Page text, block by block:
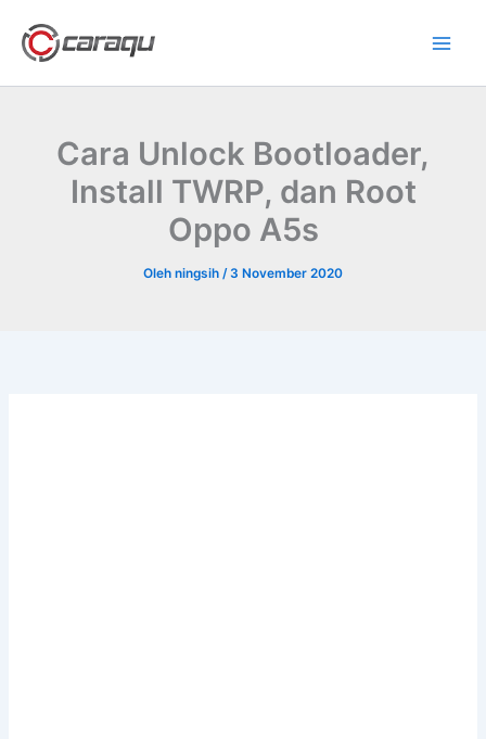
konten
Cara Unlock Bootloader,
Install TWRP, dan Root
Oppo A5s
Oleh ningsih / 3 November 2020